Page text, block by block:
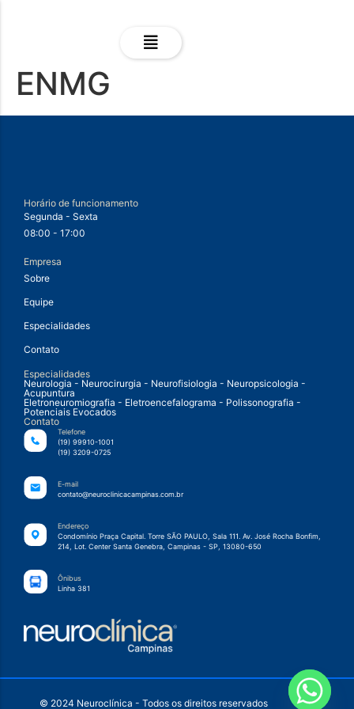
ENMG
Horário de funcionamento
Segunda - Sexta
08:00 - 17:00
Empresa
Sobre
Equipe
Especialidades
Contato
Especialidades
Neurologia - Neurocirurgia - Neurofisiologia - Neuropsicologia -
Acupuntura
Eletroneuromiografia - Eletroencefalograma - Polissonografia -
Potenciais Evocados
Contato
Telefone
(19) 99910-1001
(19) 3209-0725
E-mail
contato@neuroclinicacampinas.com.br
Endereço
Condomínio Praça Capital. Torre SÃO PAULO, Sala 111. Av. José Rocha Bonfim,
214, Lot. Center Santa Genebra, Campinas - SP, 13080-650
Ônibus
Linha 381
© 2024 Neuroclínica - Todos os direitos reservados